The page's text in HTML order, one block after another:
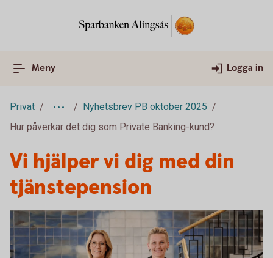
Meny Logga in
Privat
Nyhetsbrev PB oktober 2025
Hur påverkar det dig som Private Banking-kund?
Vi hjälper vi dig med din
tjänstepension